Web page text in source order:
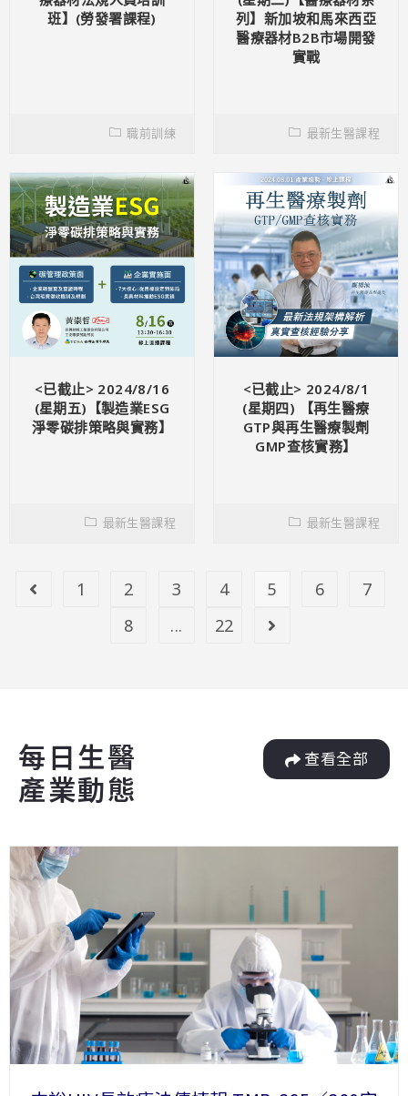
班】(勞發署課程)
職前訓練
列】新加坡和馬來西亞
醫療器材B2B市場開發
實戰
最新生醫課程
<已截止> 2024/8/16
(星期五)【製造業ESG
淨零碳排策略與實務】
最新生醫課程
<已截止> 2024/8/1
(星期四) 【再生醫療
GTP與再生醫療製劑
GMP查核實務】
最新生醫課程
1 2 3 4 5 6
7
8
... 22
每日生醫
產業動態
查看全部